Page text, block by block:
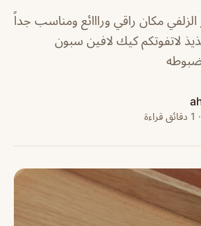
مكان راقي ورااائع ومناسب جداً
لاتفوتكم كيك لافين سبون